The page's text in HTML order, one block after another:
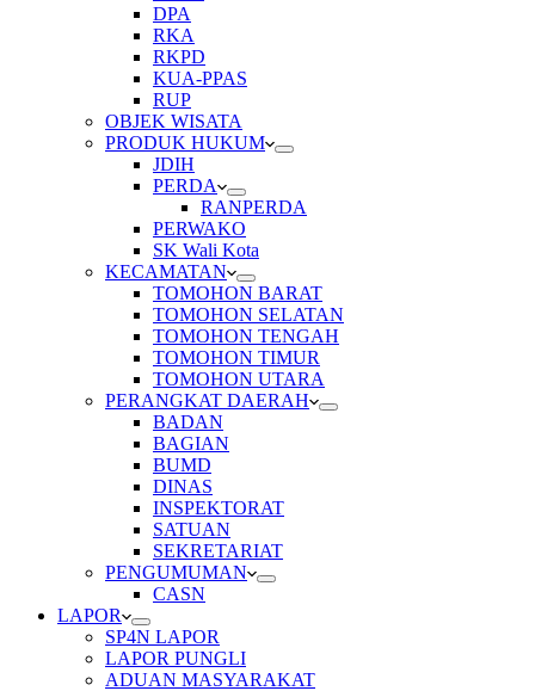
DPA
RKA
RKPD
KUA-PPAS
RUP
OBJEK WISATA
PRODUK HUKUM
JDIH
PERDA
RANPERDA
PERWAKO
SK Wali Kota
KECAMATAN
TOMOHON BARAT
TOMOHON SELATAN
TOMOHON TENGAH
TOMOHON TIMUR
TOMOHON UTARA
PERANGKAT DAERAH
BADAN
BAGIAN
BUMD
DINAS
INSPEKTORAT
SATUAN
SEKRETARIAT
PENGUMUMAN
CASN
LAPOR
SP4N LAPOR
LAPOR PUNGLI
ADUAN MASYARAKAT